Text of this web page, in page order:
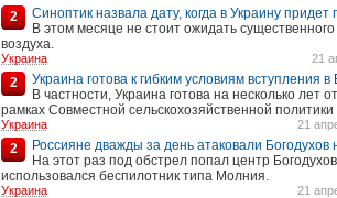
2
Синоптик назвала дату, когда в Украину придет
В этом месяце не стоит ожидать
воздуха.
Украина 21
2
Украина готова к гибким условиям вступления в
В частности, Украина готова на несколько лет
рамках Совместной сельскохозяйственной
Украина 21
2
Россияне дважды за день атаковали Богодухов
На этот раз под обстрел попал центр
использовался беспилотник типа Молния.
Украина 21